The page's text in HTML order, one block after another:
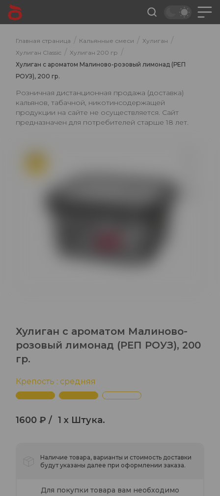
Главная страница / Кальянные смеси / Хулиган /
Хулиган Classic / Хулиган 200 гр /
Хулиган с ароматом Малиново-розовый лимонад (РЕП
РОУЗ), 200 гр.
Розничная дистанционная продажа (доставка)
кальянов, табачной, никотинсодержащей
продукции на сайте не осуществляется. Сайт
предназначен для потребителей старше 18 лет.
Хулиган с ароматом Малиново-
розовый лимонад (РЕП РОУЗ), 200
гр.
Крепость : средняя
1600 ₽ / 1 x Штука.
Наличие товара, варианты и стоимость доставки
будут указаны далее при оформлении заказа.
Для покупки товара вам необходимо